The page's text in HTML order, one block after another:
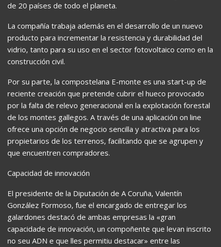
de 20 países de todo el planeta.
La compañía trabaja además en el desarrollo de un nuevo
producto para incrementar la resistencia y durabilidad del
vidrio, tanto para su uso en el sector fotovoltaico como en la
construcción civil.
Por su parte, la compostelana E-monte es una start-up de
reciente creación que pretende cubrir el hueco provocado
por la falta de relevo generacional en la explotación forestal
de los montes gallegos. A través de una aplicación on line
ofrece una opción de negocio sencilla y atractiva para los
propietarios de los terrenos, facilitando que se agrupen y
que encuentren compradores.
Capacidad de innovación
El presidente de la Diputación de A Coruña, Valentín
González Formoso, fue el encargado de entregar los
galardones destacó de ambas empresas la «gran
capacidade de innovación, un compoñente que levan inscrito
no seu ADN e que lles permitiu destacar» entre las